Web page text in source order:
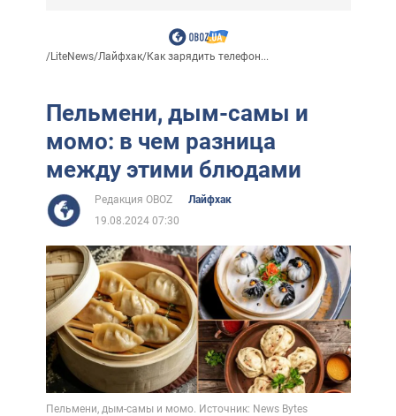
/LiteNews/Лайфхак/Как зарядить телефон...
Пельмени, дым-самы и
момо: в чем разница
между этими блюдами
Редакция OBOZ
Лайфхак
19.08.2024 07:30
Пельмени, дым-самы и момо. Источник: News Bytes